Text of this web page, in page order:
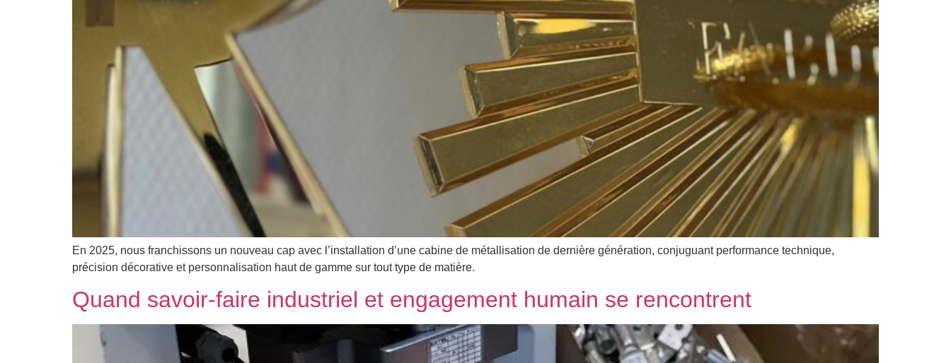
En 2025, nous franchissons un nouveau cap avec l’installation d’une cabine de métallisation de dernière génération, conjuguant performance technique,
précision décorative et personnalisation haut de gamme sur tout type de matière.
Quand savoir-faire industriel et engagement humain se rencontrent